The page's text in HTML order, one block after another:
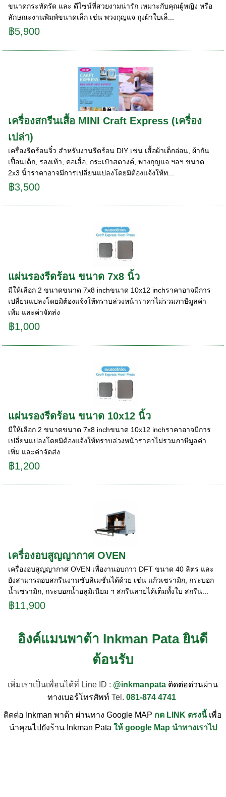
ขนาดกระทัดรัด และ ดีไซน์ที่สวยงามน่ารัก เหมาะกับคุณผู้หญิง หรือ
ลักษณะงานพิมพ์ขนาดเล็ก เช่น พวงกุญแจ ถุงผ้าใบเล็...
฿5,900
เครื่องสกรีนเสื้อ MINI Craft Express (เครื่อง
เปล่า)
เครื่องรีดร้อนจิ๋ว สำหรับงานรีดร้อน DIY เช่น เสื้อผ้าเด็กอ่อน, ผ้ากัน
เปื้อนเด็ก, รองเท้า, คอเสื้อ, กระเป๋าสตางค์, พวงกุญแจ ฯลฯ ขนาด
2x3 นิ้วราคาอาจมีการเปลี่ยนแปลงโดยมิต้องแจ้งให้ท...
฿3,500
แผ่นรองรีดร้อน ขนาด 7x8 นิ้ว
มีให้เลือก 2 ขนาดขนาด 7x8 inchขนาด 10x12 inchราคาอาจมีการ
เปลี่ยนแปลงโดยมิต้องแจ้งให้ทราบล่วงหน้าราคาไม่รวมภาษีมูลค่า
เพิ่ม และค่าจัดส่ง
฿1,000
แผ่นรองรีดร้อน ขนาด 10x12 นิ้ว
มีให้เลือก 2 ขนาดขนาด 7x8 inchขนาด 10x12 inchราคาอาจมีการ
เปลี่ยนแปลงโดยมิต้องแจ้งให้ทราบล่วงหน้าราคาไม่รวมภาษีมูลค่า
เพิ่ม และค่าจัดส่ง
฿1,200
เครื่องอบสูญญากาศ OVEN
เครื่องอบสูญญากาศ OVEN เพื่องานอบกาว DFT ขนาด 40 ลิตร และ
ยังสามารถอบสกรีนงานซับลิเมชั่นได้ด้วย เช่น แก้วเซรามิก, กระบอก
น้ำเซรามิก, กระบอกน้ำอลูมิเนียม ฯ สกรีนลายได้เต็มทั้งใบ สกรีน...
฿11,900
อิงค์แมนพาต้า Inkman Pata ยินดี
ต้อนรับ
เพิ่มเราเป็นเพื่อนได้ที่ Line ID : @inkmanpata ติดต่อด่วนผ่าน
ทางเบอร์โทรศัพท์Tel. 081-874 4741
ติดต่อ Inkman พาต้า ผ่านทาง Google MAP กด LINK ตรงนี้เพื่อ
นำคุณไปยังร้าน Inkman Pata ให้ google Map นำทางเราไป